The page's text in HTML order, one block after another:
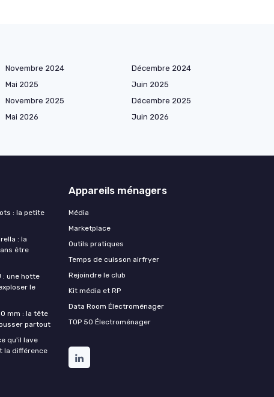
Novembre 2024
Décembre 2024
Mai 2025
Juin 2025
Novembre 2025
Décembre 2025
Mai 2026
Juin 2026
: la petite
: la
être
: une hotte
le
mm : la tête
partout
qu'il lave
la différence
Appareils ménagers
Média
Marketplace
Outils pratiques
Temps de cuisson airfryer
Rejoindre le club
Kit média et RP
Data Room Électroménager
TOP 50 Électroménager